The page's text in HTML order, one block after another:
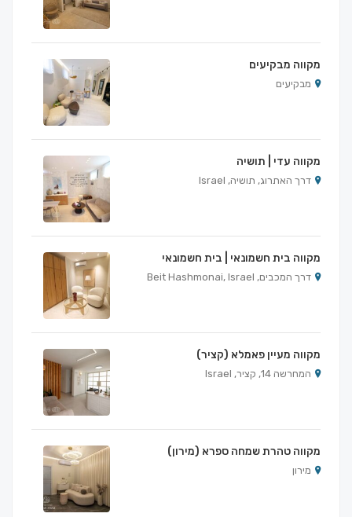
מקווה מבקיעים
מבקיעים
מקווה עדי | תושיה
דרך האתרוג, תושיה, Israel
מקווה בית חשמונאי | בית חשמונאי
דרך המכבים, Beit Hashmonai, Israel
מקווה מעיין פאמלא (קציר)
המחרשה 14, קציר, Israel
מקווה טהרת שמחה ספרא (מירון)
מירון